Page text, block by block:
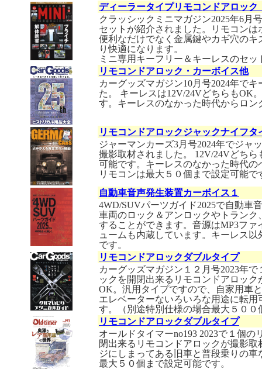
ディーラータイプリモコンドアロッ
クラッシックミニマガジン2025年6月
セットが紹介されました。リモコン
便利なだけでなく金属鍵やカギ穴の
り快適になります。
ミニ専用キーフリー＆キーレスのセ
リモコンドアロック・カーボイス他
カーグッズマガジン10月号2024年で
た。 キーレスは12V/24VどちらもOK
す。キーレスのなかった時代からロン
リモコンドアロックジャックナイフタ
ジャーマンカーズ3月号2024年でジャ
撮影取材されました。 12V/24Vどち
可能です。キーレスのなかった時代
リモコンは最大５０個まで設定可能で
自動車音声発生装置カーボイス１
4WD/SUVパーツガイド2025で自動車
車両のロック＆アンロックやトラン
することができます。音源はMP3フ
ュームも内蔵しています。キーレス
です。
リモコンドアロックダブルタイプ
カーグッズマガジン１２月号2023年
ックを開閉出来るリモコンドアロッ
OK。汎用タイプですので、自家用車
エレベーターないろいろな用途に転
す。（別途特別仕様の場合最大５００
リモコンドアロックダブルタイプ
オールドタイマーno193 2023で１個
閉出来るリモコンドアロックが撮影
ジにしまってある旧車と普段乗りの
最大５０個まで設定可能です。